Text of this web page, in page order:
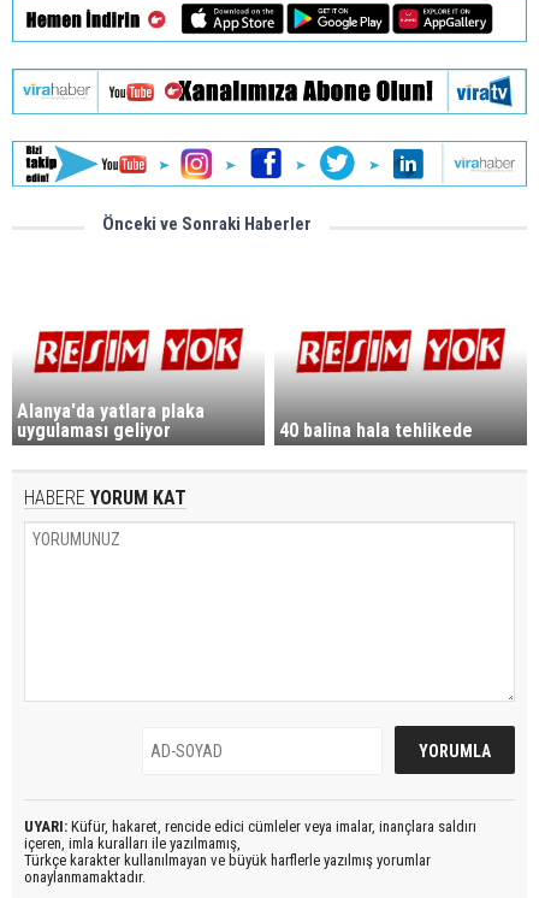
Önceki ve Sonraki Haberler
Alanya'da yatlara plaka
uygulaması geliyor
40 balina hala tehlikede
HABERE YORUM KAT
UYARI: Küfür, hakaret, rencide edici cümleler veya imalar, inançlara saldırı
içeren, imla kuralları ile yazılmamış,
Türkçe karakter kullanılmayan ve büyük harflerle yazılmış yorumlar
onaylanmamaktadır.